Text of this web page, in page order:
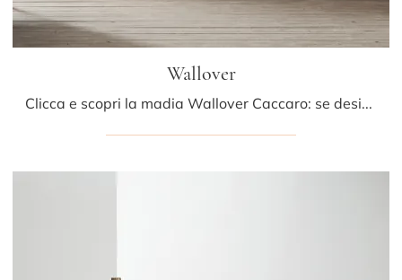
Wallover
Clicca e scopri la madia Wallover Caccaro: se desideri mobili in laccato opaco per stanze moderne, questa è il miglior acquisto per te!